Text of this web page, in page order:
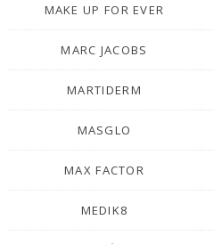
MAKE UP FOR EVER
MARC JACOBS
MARTIDERM
MASGLO
MAX FACTOR
MEDIK8